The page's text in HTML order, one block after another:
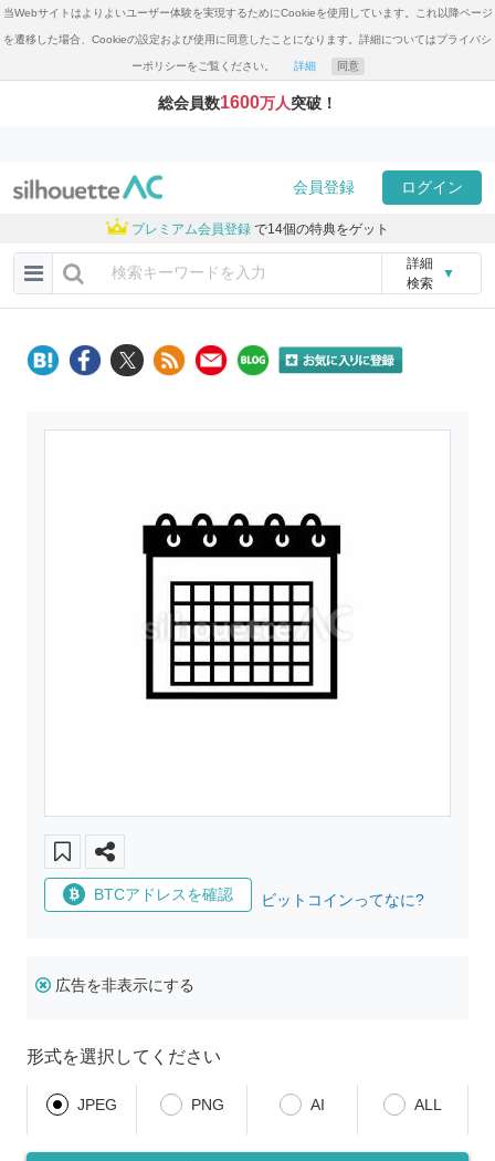
当Webサイトはよりよいユーザー体験を実現するためにCookieを使用しています。これ以降ページ
を遷移した場合、Cookieの設定および使用に同意したことになります。詳細についてはプライバシ
ーポリシーをご覧ください。 詳細 同意
総会員数1600万人突破！
会員登録 ログイン
プレミアム会員登録 で14個の特典をゲット
詳細
検索
▼
BTCアドレスを確認 ビットコインってなに?
広告を非表示にする
形式を選択してください
JPEG PNG AI ALL